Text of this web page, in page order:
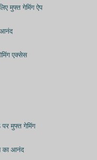
मुफ्त गेमिंग ऐप
आनंद
एक्सेस
मुफ्त गेमिंग
का आनंद